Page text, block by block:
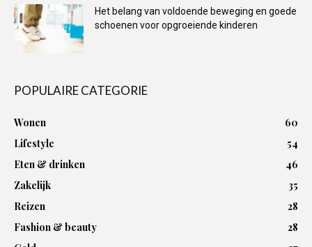
Het belang van voldoende beweging en goede
schoenen voor opgroeiende kinderen
POPULAIRE CATEGORIE
Wonen
60
Lifestyle
54
Eten & drinken
46
Zakelijk
35
Reizen
28
Fashion & beauty
28